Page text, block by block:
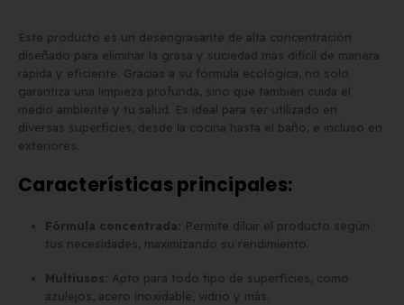
Este producto es un desengrasante de alta concentración
diseñado para eliminar la grasa y suciedad más difícil de manera
rápida y eficiente. Gracias a su fórmula ecológica, no solo
garantiza una limpieza profunda, sino que también cuida el
medio ambiente y tu salud. Es ideal para ser utilizado en
diversas superficies, desde la cocina hasta el baño, e incluso en
exteriores.
Características principales:
Fórmula concentrada:
Permite diluir el producto según
tus necesidades, maximizando su rendimiento.
Multiusos:
Apto para todo tipo de superficies, como
azulejos, acero inoxidable, vidrio y más.
Eléctrico: Normativa y Dónde
Comprarla | Carengine
mayo de 2026
homologación de
matrícula en España
el BOE)
2 de junio de 2026